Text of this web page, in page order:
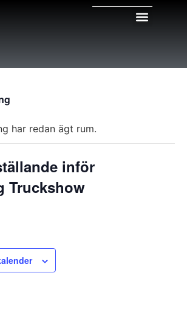
har redan ägt rum.
inför
Truckshow